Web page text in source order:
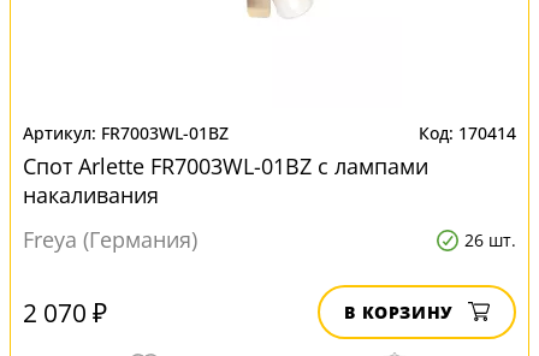
FR7003WL-01BZ 170414
Спот Arlette FR7003WL-01BZ с лампами
накаливания
Freya (Германия)
26 шт.
2 070 ₽ В КОРЗИНУ